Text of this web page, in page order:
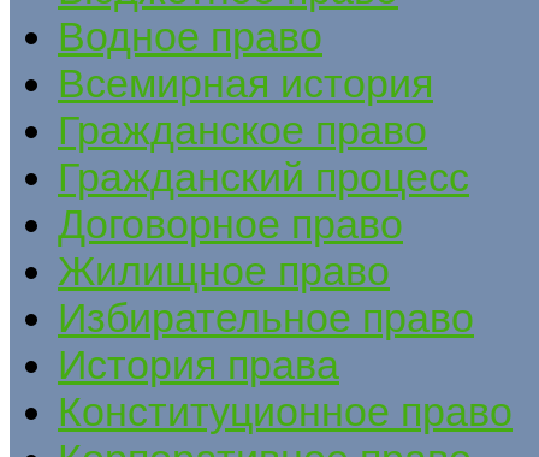
Водное право
Всемирная история
Гражданское право
Гражданский процесс
Договорное право
Жилищное право
Избирательное право
История права
Конституционное право